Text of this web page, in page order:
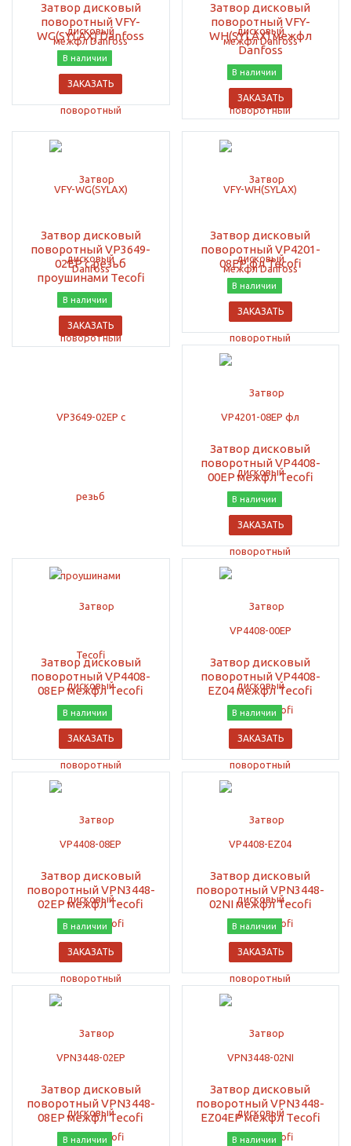
Затвор дисковый
поворотный VFY-
WG(SYLAX) Danfoss
В наличии
ЗАКАЗАТЬ
Затвор дисковый
поворотный VFY-
WH(SYLAX) межфл
Danfoss
В наличии
ЗАКАЗАТЬ
Затвор дисковый
поворотный VP3649-
02EP с резьб
проушинами Tecofi
В наличии
ЗАКАЗАТЬ
Затвор дисковый
поворотный VP4201-
08EP фл Tecofi
В наличии
ЗАКАЗАТЬ
Затвор дисковый
поворотный VP4408-
00EP межфл Tecofi
В наличии
ЗАКАЗАТЬ
Затвор дисковый
поворотный VP4408-
08EP межфл Tecofi
В наличии
ЗАКАЗАТЬ
Затвор дисковый
поворотный VP4408-
EZ04 межфл Tecofi
В наличии
ЗАКАЗАТЬ
Затвор дисковый
поворотный VPN3448-
02EP межфл Tecofi
В наличии
ЗАКАЗАТЬ
Затвор дисковый
поворотный VPN3448-
02NI межфл Tecofi
В наличии
ЗАКАЗАТЬ
Затвор дисковый
поворотный VPN3448-
08EP межфл Tecofi
В наличии
Затвор дисковый
поворотный VPN3448-
EZ04EP межфл Tecofi
В наличии